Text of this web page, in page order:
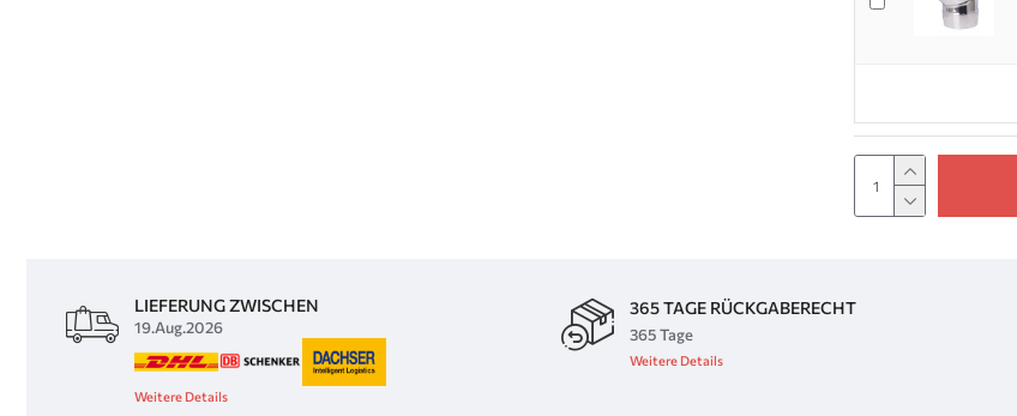
LIEFERUNG ZWISCHEN
19.Aug.2026
Weitere Details
365 TAGE RÜCKGABERECHT
365 Tage
Weitere Details